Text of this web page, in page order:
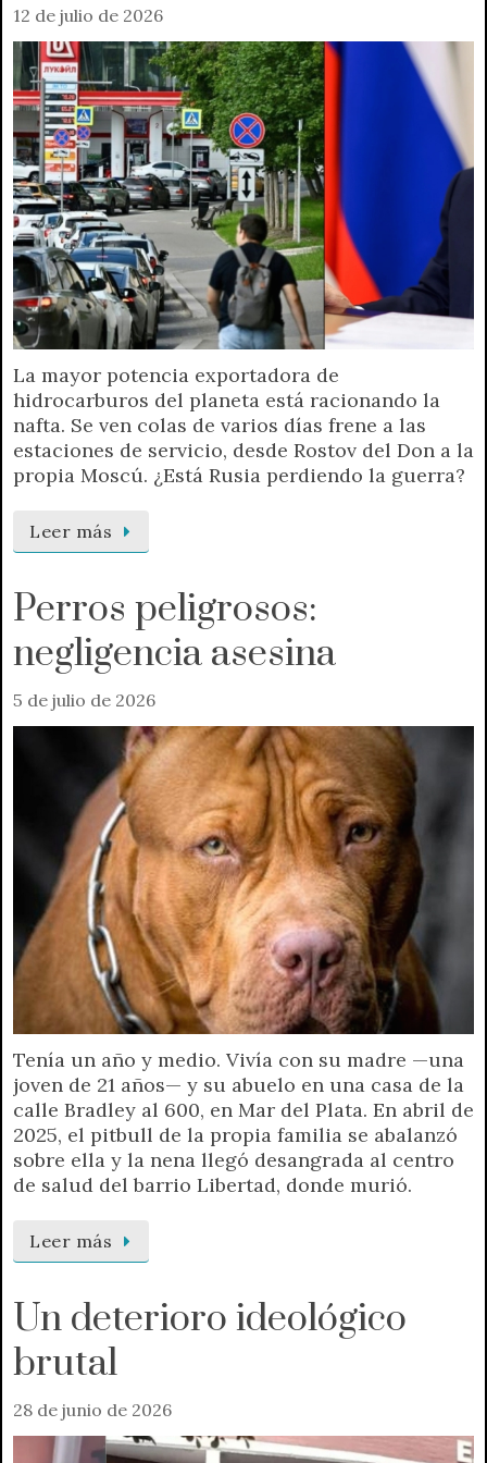
12 de julio de 2026
La mayor potencia exportadora de
hidrocarburos del planeta está racionando la
nafta. Se ven colas de varios días frene a las
estaciones de servicio, desde Rostov del Don a la
propia Moscú. ¿Está Rusia perdiendo la guerra?
Leer más
Perros peligrosos:
negligencia asesina
5 de julio de 2026
Tenía un año y medio. Vivía con su madre —una
joven de 21 años— y su abuelo en una casa de la
calle Bradley al 600, en Mar del Plata. En abril de
2025, el pitbull de la propia familia se abalanzó
sobre ella y la nena llegó desangrada al centro
de salud del barrio Libertad, donde murió.
Leer más
Un deterioro ideológico
brutal
28 de junio de 2026